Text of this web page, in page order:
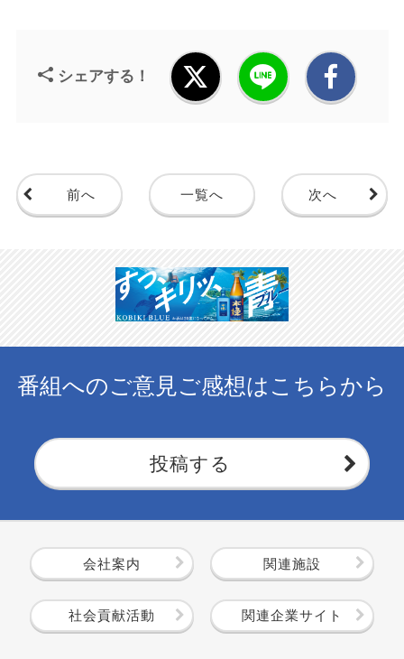
シェアする！
前へ 一覧へ 次へ
番組へのご意見ご感想はこちらから
投稿する
会社案内 関連施設
社会貢献活動 関連企業サイト